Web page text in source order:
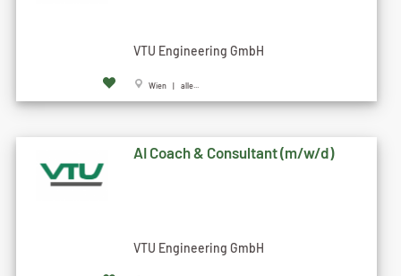
VTU Engineering GmbH
Wien | alle...
AI Coach & Consultant (m/w/d)
VTU Engineering GmbH